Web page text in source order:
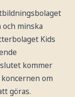
minska
Kids
kommer
om
göras.